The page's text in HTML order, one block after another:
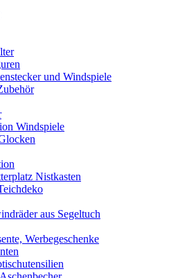
und Windspiele
Windspiele
Nistkasten
aus Segeltuch
Werbegeschenke